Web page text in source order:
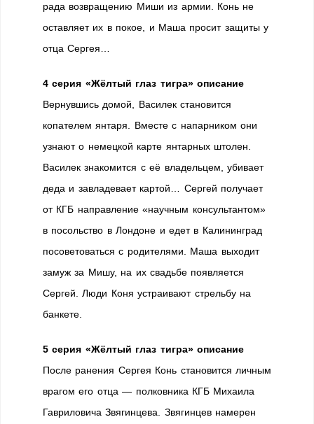
рада возвращению Миши из армии. Конь не
оставляет их в покое, и Маша просит защиты у
отца Сергея…
4 серия «Жёлтый глаз тигра» описание
Вернувшись домой, Василек становится
копателем янтаря. Вместе с напарником они
узнают о немецкой карте янтарных штолен.
Василек знакомится с её владельцем, убивает
деда и завладевает картой… Сергей получает
от КГБ направление «научным консультантом»
в посольство в Лондоне и едет в Калининград
посоветоваться с родителями. Маша выходит
замуж за Мишу, на их свадьбе появляется
Сергей. Люди Коня устраивают стрельбу на
банкете.
5 серия «Жёлтый глаз тигра» описание
После ранения Сергея Конь становится личным
врагом его отца — полковника КГБ Михаила
Гавриловича Звягинцева. Звягинцев намерен